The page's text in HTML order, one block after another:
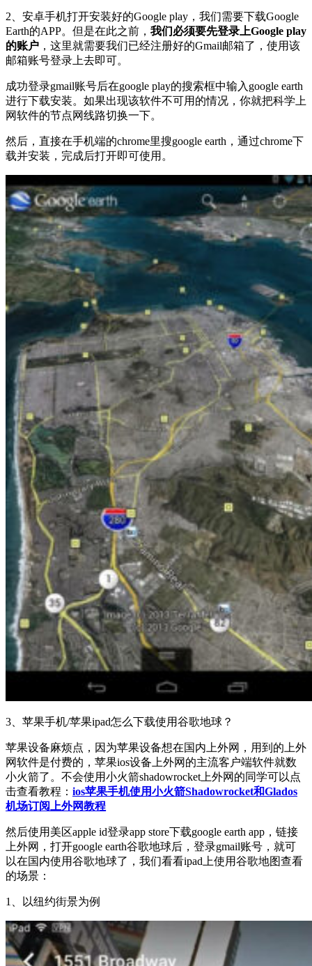
2、安卓手机打开安装好的Google play，我们需要下载Google
Earth的APP。但是在此之前， 我们必须要先登录上Google play
的账户 ，这里就需要我们已经注册好的Gmail邮箱了，使用该
邮箱账号登录上去即可。
成功登录gmail账号后在google play的搜索框中输入google earth
进行下载安装。如果出现该软件不可用的情况，你就把科学上
网软件的节点网线路切换一下。
然后，直接在手机端的chrome里搜google earth，通过chrome下
载并安装，完成后打开即可使用。
3、苹果手机/苹果ipad怎么下载使用谷歌地球？
苹果设备麻烦点，因为苹果设备想在国内上外网，用到的上外
网软件是付费的，苹果ios设备上外网的主流客户端软件就数
小火箭了。不会使用小火箭shadowrocket上外网的同学可以点
击查看教程： ios苹果手机使用小火箭Shadowrocket和Glados
机场订阅上外网教程
然后使用美区apple id登录app store下载google earth app，链接
上外网，打开google earth谷歌地球后，登录gmail账号，就可
以在国内使用谷歌地球了，我们看看ipad上使用谷歌地图查看
的场景：
1、以纽约街景为例